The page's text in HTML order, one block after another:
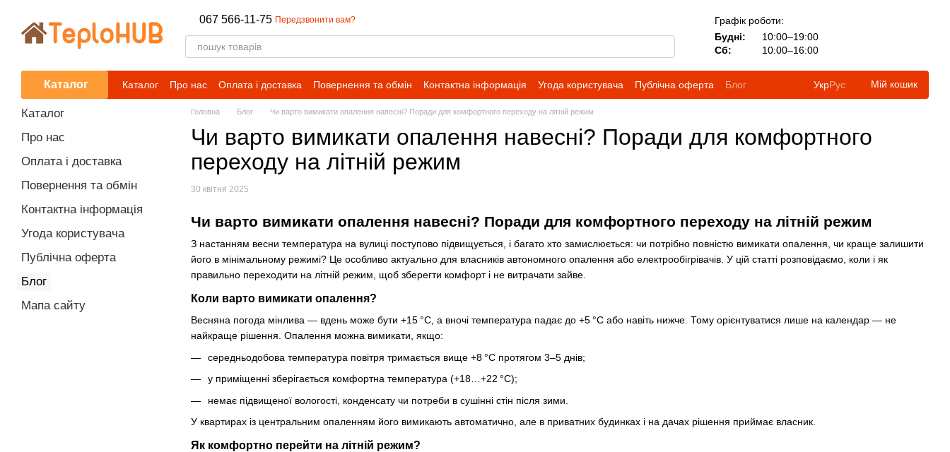
067 566-11-75 Передзвонити вам?
Графік роботи:
Будні:
10:00–19:00
Сб:
10:00–16:00
Каталог Каталог Про нас Оплата і доставка Повернення та обмін Контактна інформація Угода користувача Публічна оферта Блог УкрРус Мій кошик
Головна Блог Чи варто вимикати опалення навесні? Поради для комфортного переходу на літній режим
Чи варто вимикати опалення навесні? Поради для комфортного
переходу на літній режим
30 квітня 2025
Чи варто вимикати опалення навесні? Поради для комфортного переходу на літній режим
З настанням весни температура на вулиці поступово підвищується, і багато хто замислюється: чи потрібно повністю вимикати опалення, чи краще залишити
його в мінімальному режимі? Це особливо актуально для власників автономного опалення або електрообігрівачів. У цій статті розповідаємо, коли і як
правильно переходити на літній режим, щоб зберегти комфорт і не витрачати зайве.
Коли варто вимикати опалення?
Весняна погода мінлива — вдень може бути +15 °C, а вночі температура падає до +5 °C або навіть нижче. Тому орієнтуватися лише на календар — не
найкраще рішення. Опалення можна вимикати, якщо:
середньодобова температура повітря тримається вище +8 °C протягом 3–5 днів;
у приміщенні зберігається комфортна температура (+18…+22 °C);
немає підвищеної вологості, конденсату чи потреби в сушінні стін після зими.
У квартирах із центральним опаленням його вимикають автоматично, але в приватних будинках і на дачах рішення приймає власник.
Як комфортно перейти на літній режим?
Каталог
Про нас
Оплата і доставка
Повернення та обмін
Контактна інформація
Угода користувача
Публічна оферта
Блог
Мапа сайту